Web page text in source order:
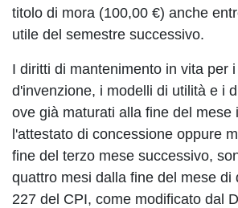
titolo di mora (100,00 €) anche
utile del semestre successivo.
I diritti di mantenimento in vita per
d'invenzione, i modelli di utilità e i
ove già maturati alla fine del mese
l'attestato di concessione oppure
fine del terzo mese successivo,
quattro mesi dalla fine del mese di
227 del CPI, come modificato dal